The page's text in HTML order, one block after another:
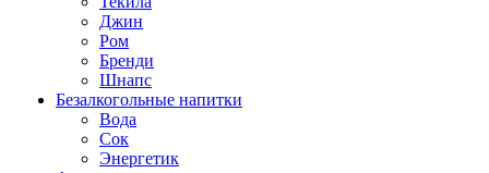
Джин
Ром
Бренди
Шнапс
Безалкогольные напитки
Вода
Сок
Энергетик